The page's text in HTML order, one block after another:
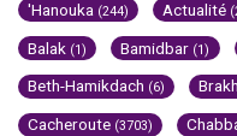
'Hanouka (244) Actualité
Balak (1) Bamidbar (1)
Beth-Hamikdach (6)
Cacheroute (3703)